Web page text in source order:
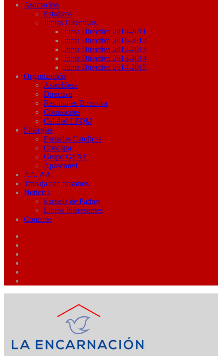
Asociación
Estatutos
Juntas Directivas
Junta Directiva 2010-2011
Junta Directiva 2011-2012
Junta Directiva 2012-2013
Junta Directiva 2013-2014
Junta Directiva 2014-2015
Organización
Asambleas
Directiva
Reuniones Directiva
Comisiones
Calidad EFQM
Sinergias
Escuelas Católicas
Concapa
Grupo GEXE
Apasconvi
AA. AA.
Trabaja con nosotros
Noticias
Escuela de Padres
Libros Interesantes
Contacto